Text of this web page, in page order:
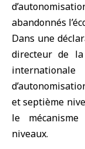
abandonnés
directeur de
et septième
le
niveaux.